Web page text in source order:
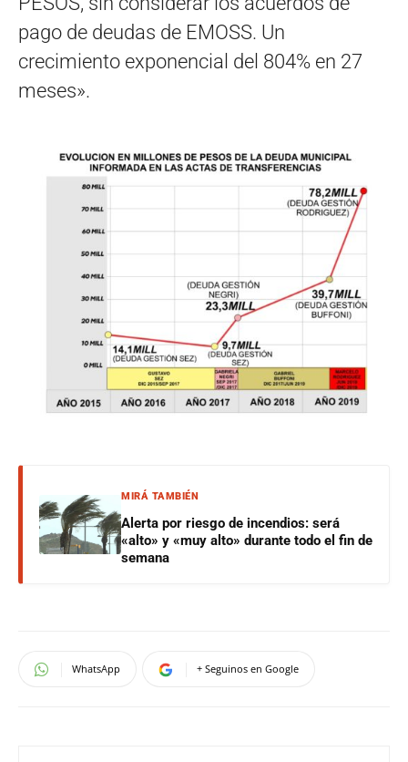
pago de deudas de EMOSS. Un
crecimiento exponencial del 804% en 27
meses».
MIRÁ TAMBIÉN
Alerta por riesgo de incendios: será
«alto» y «muy alto» durante todo el fin de
semana
WhatsApp + Seguinos en Google